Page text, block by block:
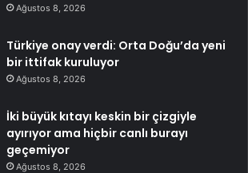
Ağustos 8, 2026
Türkiye onay verdi: Orta Doğu’da yeni
bir ittifak kuruluyor
Ağustos 8, 2026
İki büyük kıtayı keskin bir çizgiyle
ayırıyor ama hiçbir canlı burayı
geçemiyor
Ağustos 8, 2026